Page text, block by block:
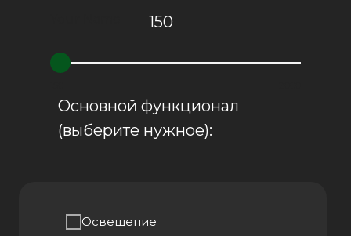
Основной функционал
(выберите нужное):
150
Освещение